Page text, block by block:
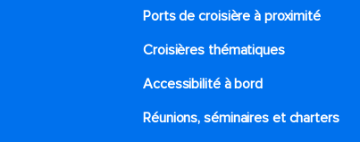
Ports de croisière à proximité
Croisières thématiques
Accessibilité à bord​
Réunions, séminaires et charters